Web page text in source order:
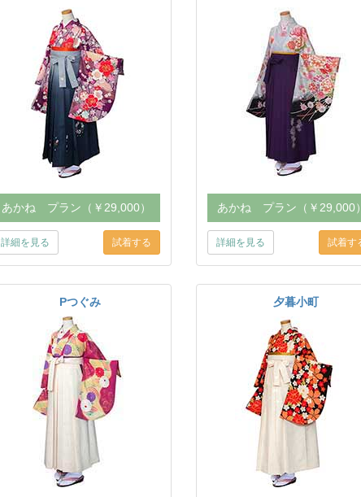
あかね プラン（￥29,000）
詳細を見る
あかね プラン（￥29,000）
詳細を見る
Pつぐみ 夕暮小町